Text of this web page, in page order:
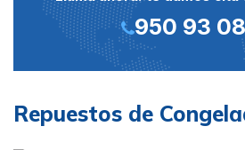
950 93
Repuestos de